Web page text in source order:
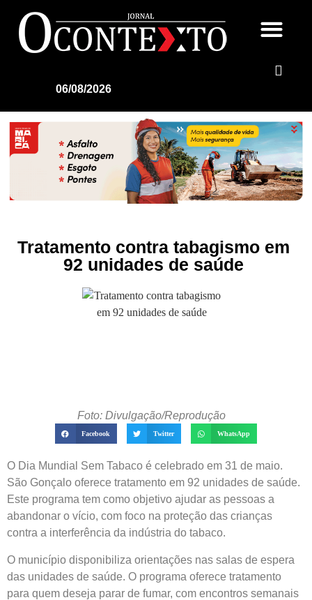
06/08/2026
Tratamento contra tabagismo em
92 unidades de saúde
Foto: Divulgação/Reprodução
Facebook Twitter WhatsApp
O Dia Mundial Sem Tabaco é celebrado em 31 de maio.
São Gonçalo oferece tratamento em 92 unidades de saúde.
Este programa tem como objetivo ajudar as pessoas a
abandonar o vício, com foco na proteção das crianças
contra a interferência da indústria do tabaco.
O município disponibiliza orientações nas salas de espera
das unidades de saúde. O programa oferece tratamento
para quem deseja parar de fumar, com encontros semanais